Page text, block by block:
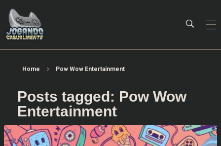
Home Pow Wow Entertainment
Posts tagged: Pow Wow
Entertainment